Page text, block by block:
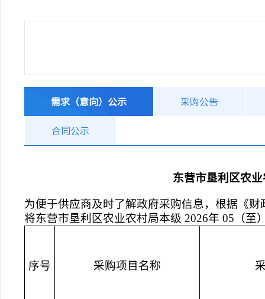
需求（意向）公示 采购公告
合同公示
东营市垦利区农
为便于供应商及时了解政府采购信息，根据《
将东营市垦利区农业农村局本级 2026年 05（至
序号 采购项目名称